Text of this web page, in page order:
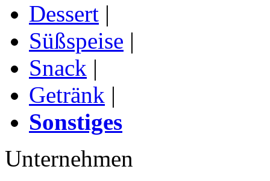
Dessert |
Süßspeise |
Snack |
Getränk |
Sonstiges
Unternehmen